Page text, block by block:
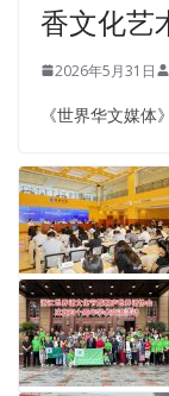
香文化艺
2026年5月31日
《世界华文媒体